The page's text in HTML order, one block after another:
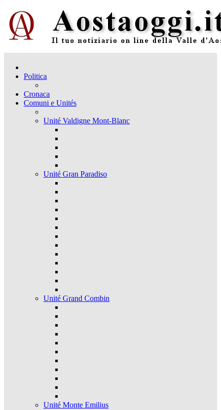
Politica
Cronaca
Comuni e Unités
Unité Valdigne Mont-Blanc
Unité Gran Paradiso
Unité Grand Combin
Unité Monte Emilius